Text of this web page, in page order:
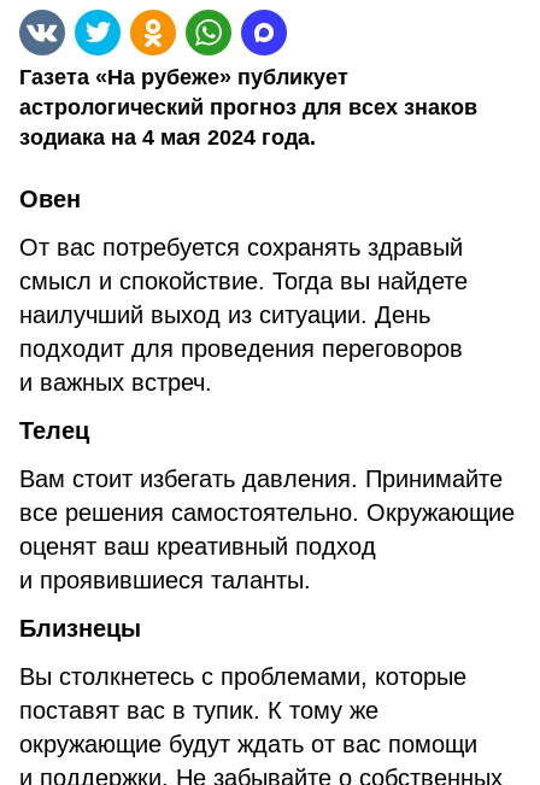
Газета «На рубеже» публикует
астрологический прогноз для всех знаков
зодиака на 4 мая 2024 года.
Овен
От вас потребуется сохранять здравый
смысл и спокойствие. Тогда вы найдете
наилучший выход из ситуации. День
подходит для проведения переговоров
и важных встреч.
Телец
Вам стоит избегать давления. Принимайте
все решения самостоятельно. Окружающие
оценят ваш креативный подход
и проявившиеся таланты.
Близнецы
Вы столкнетесь с проблемами, которые
поставят вас в тупик. К тому же
окружающие будут ждать от вас помощи
и поддержки. Не забывайте о собственных